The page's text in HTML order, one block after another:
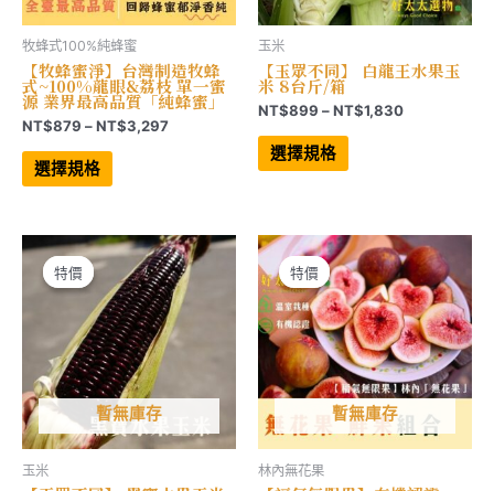
牧蜂式100%純蜂蜜
【牧蜂蜜淨】台灣制造牧蜂
式~100%龍眼&荔枝 單一蜜
源 業界最高品質「純蜂蜜」
NT$879 –NT$3,297價
NT$3,297
選擇規格
此
品
款
式。
可
在
產
品
頁
面
選
擇
選
項
玉米
【玉眾不同】 白龍王水果玉
米 8台斤/箱
NT$899 –NT$1,830價
選擇規格
此
品
式。
可
在
產
品
頁
面
選
擇
選
項
特價
暫無庫存
特價
玉米
特價
暫無庫存
特價
林內無花果